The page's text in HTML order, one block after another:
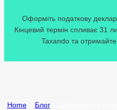
Оформіть податкову
Кінцевий термін спливає 31
Taxando та
Home» Блог»